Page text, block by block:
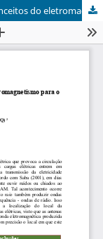
Elaboração de material didático sobre os conceitos do eletromagnetismo para o Ensino Médio